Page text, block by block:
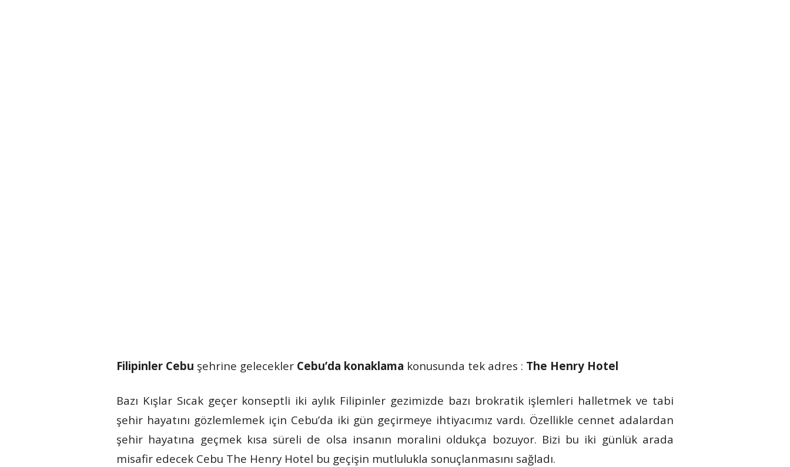
Filipinler Cebu şehrine gelecekler Cebu’da konaklama konusunda tek adres : The Henry Hotel
Bazı Kışlar Sıcak geçer konseptli iki aylık Filipinler gezimizde bazı brokratik işlemleri halletmek ve tabi
şehir hayatını gözlemlemek için Cebu’da iki gün geçirmeye ihtiyacımız vardı. Özellikle cennet adalardan
şehir hayatına geçmek kısa süreli de olsa insanın moralini oldukça bozuyor. Bizi bu iki günlük arada
misafir edecek Cebu The Henry Hotel bu geçişin mutlulukla sonuçlanmasını sağladı.